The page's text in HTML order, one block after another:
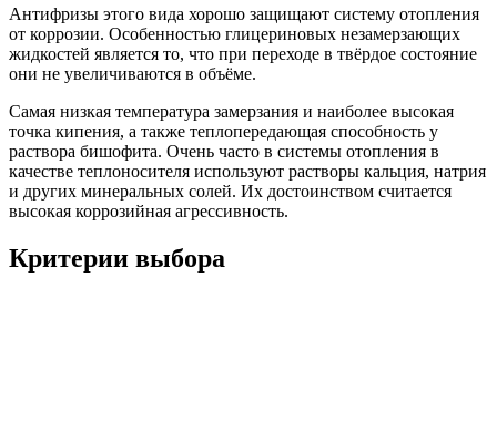
Антифризы этого вида хорошо защищают систему отопления
от коррозии. Особенностью глицериновых незамерзающих
жидкостей является то, что при переходе в твёрдое состояние
они не увеличиваются в объёме.
Самая низкая температура замерзания и наиболее высокая
точка кипения, а также теплопередающая способность у
раствора бишофита. Очень часто в системы отопления в
качестве теплоносителя используют растворы кальция, натрия
и других минеральных солей. Их достоинством считается
высокая коррозийная агрессивность.
Критерии выбора